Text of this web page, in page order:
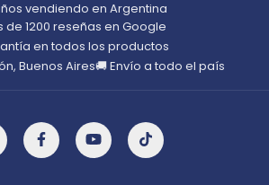
vendiendo en Argentina
de 1200 reseñas en Google
en todos los productos
Buenos Aires🚚 Envío a todo el país